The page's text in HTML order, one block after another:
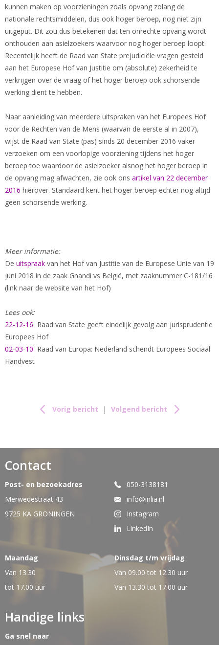
kunnen maken op voorzieningen zoals opvang zolang de
nationale rechtsmiddelen, dus ook hoger beroep, nog niet zijn
uitgeput. Dit zou dus betekenen dat ten onrechte opvang wordt
onthouden aan asielzoekers waarvoor nog hoger beroep loopt.
Recentelijk heeft de Raad van State prejudiciële vragen gesteld
aan het Europese Hof van Justitie om (absolute) zekerheid te
verkrijgen over de vraag of het hoger beroep ook schorsende
werking dient te hebben.
Naar aanleiding van meerdere uitspraken van het Europees Hof
voor de Rechten van de Mens (waarvan de eerste al in 2007),
wijst de Raad van State (pas) sinds 20 december 2016 vaker
verzoeken om een voorlopige voorziening tijdens het hoger
beroep toe waardoor de asielzoeker alsnog het hoger beroep in
de opvang mag afwachten, zie ook ons artikel van 22 december
2016 hierover. Standaard kent het hoger beroep echter nog altijd
geen schorsende werking.
Meer informatie:
De uitspraak van het Hof van Justitie van de Europese Unie van 19
juni 2018 in de zaak Gnandi vs België, met zaaknummer C-181/16
(link naar de website van het Hof)
Lees ook:
22-12-16 Raad van State geeft eindelijk gevolg aan jurisprudentie
Europees Hof
02-03-10 Raad van Europa: Nederland schendt Europees Sociaal
Handvest
Vorig bericht | Volgend bericht
Contact
Post- en bezoekadres
Merwedestraat 43
9725 KA GRONINGEN
050-3138181
info@inlia.nl
Instagram
LinkedIn
Maandag
Van 13.30
tot 17.00 uur
Dinsdag t/m vrijdag
Van 09.00 tot 12.30 uur
Van 13.30 tot 17.00 uur
Handige links
Ga snel naar